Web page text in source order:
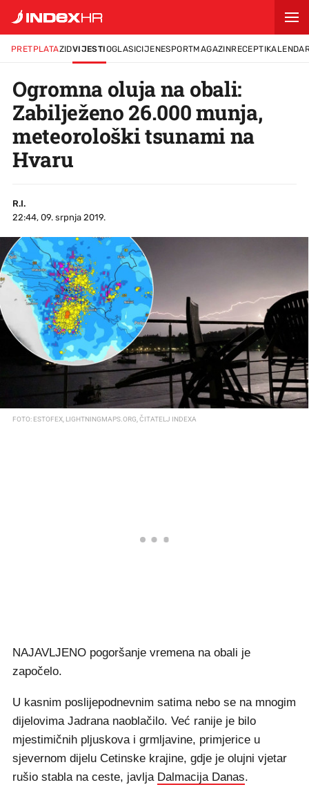
PRETPLATAZIDVIJESTIOGLASICIJENESPORTMAGAZINRECEPTI
Ogromna oluja na obali:
Zabilježeno 26.000 munja,
meteorološki tsunami na
Hvaru
R.I.
22:44, 09. srpnja 2019.
FOTO: ESTOFEX, LIGHTNINGMAPS.ORG, ČITATELJ INDEXA
NAJAVLJENO pogoršanje vremena na obali je
započelo.
U kasnim poslijepodnevnim satima nebo se na mnogim
dijelovima Jadrana naoblačilo. Već ranije je bilo
mjestimičnih pljuskova i grmljavine, primjerice u
sjevernom dijelu Cetinske krajine, gdje je olujni vjetar
rušio stabla na ceste, javlja Dalmacija Danas.